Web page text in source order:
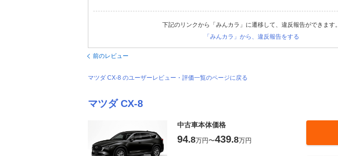
下記のリンクから「みんカラ」に遷移して、違反報告ができます。
「みんカラ」から、違反報告をする
前のレビュー
マツダ CX-8 のユーザーレビュー・評価一覧のページに戻る
マツダ CX-8
中古車本体価格
94.8万円〜439.8万円